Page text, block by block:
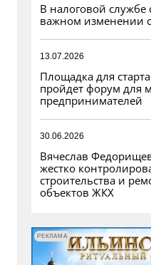
В налоговой
важном изменении с
13.07.2026
Площадка для
пройдет форум для
предпринимателей
30.06.2026
Вячеслав
жестко
строительства и
объектов ЖКХ
РЕКЛАМА